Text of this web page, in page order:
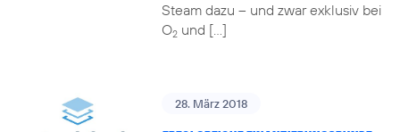
Steam dazu – und zwar exklusiv bei
O2und […]
28. März 2018